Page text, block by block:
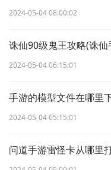
2024-05-04 08:00:02
诛仙90级鬼王攻略(诛
2024-05-04 06:15:01
手游的模型文件在哪里
2024-05-04 05:15:01
问道手游雷怪卡从哪里